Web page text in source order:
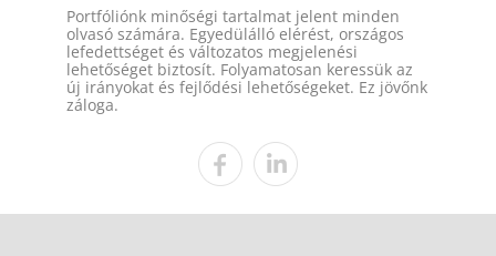
Portfóliónk minőségi tartalmat jelent minden
olvasó számára. Egyedülálló elérést, országos
lefedettséget és változatos megjelenési
lehetőséget biztosít. Folyamatosan keressük az
új irányokat és fejlődési lehetőségeket. Ez jövőnk
záloga.